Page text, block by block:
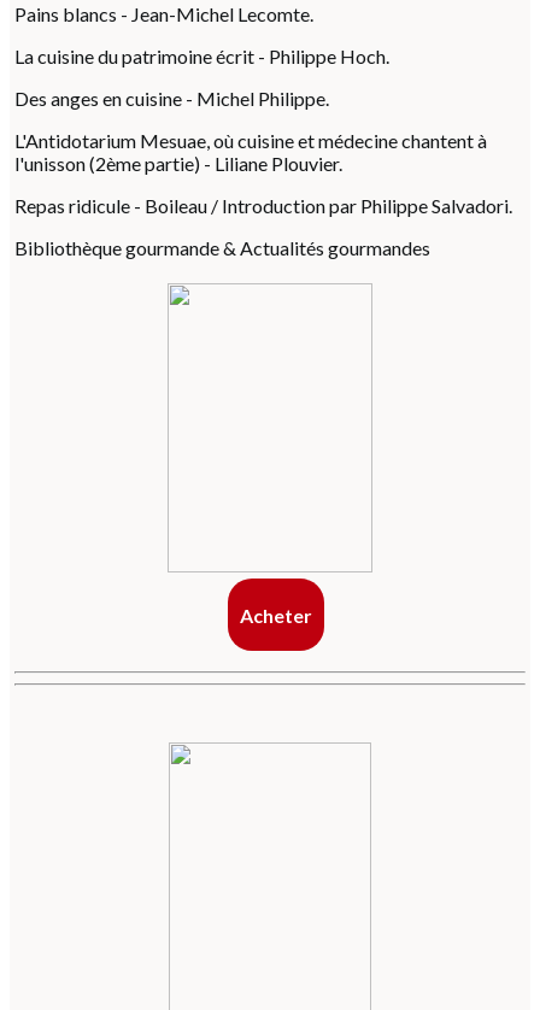
Pains blancs - Jean-Michel Lecomte.
La cuisine du patrimoine écrit - Philippe Hoch.
Des anges en cuisine - Michel Philippe.
L'Antidotarium Mesuae, où cuisine et médecine chantent à
l'unisson (2ème partie) - Liliane Plouvier.
Repas ridicule - Boileau / Introduction par Philippe Salvadori.
Bibliothèque gourmande & Actualités gourmandes
Acheter